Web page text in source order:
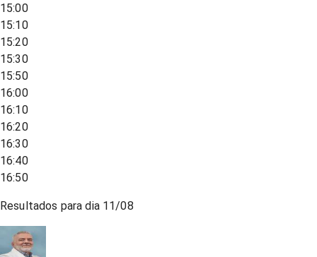
15:00
15:10
15:20
15:30
15:50
16:00
16:10
16:20
16:30
16:40
16:50
Resultados para dia 11/08